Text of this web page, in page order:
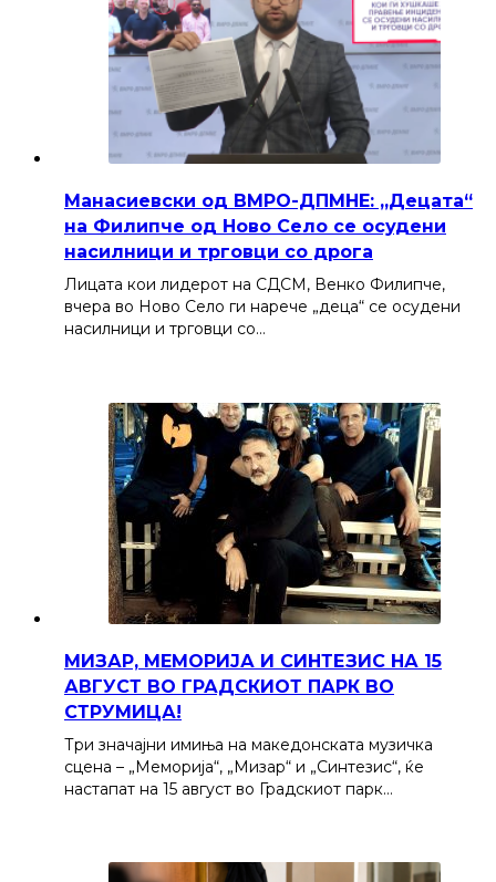
Манасиевски од ВМРО-ДПМНЕ: „Децата“
на Филипче од Ново Село се осудени
насилници и трговци со дрога
Лицата кои лидерот на СДСМ, Венко Филипче,
вчера во Ново Село ги нарече „деца“ се осудени
насилници и трговци со…
МИЗАР, МЕМОРИЈА И СИНТЕЗИС НА 15
АВГУСТ ВО ГРАДСКИОТ ПАРК ВО
СТРУМИЦА!
Три значајни имиња на македонската музичка
сцена – „Меморија“, „Мизар“ и „Синтезис“, ќе
настапат на 15 август во Градскиот парк…